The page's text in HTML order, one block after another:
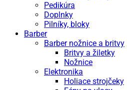
Pedikúra
Doplnky
Pilníky, bloky
Barber
Barber nožnice a britvy
Britvy a žiletky
Nožnice
Elektronika
Holiace strojčeky